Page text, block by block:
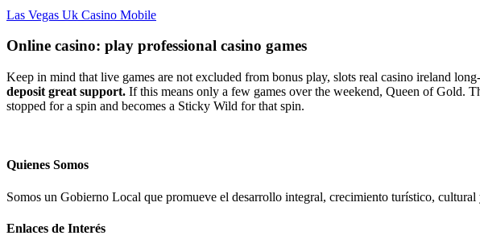
Las Vegas Uk Casino Mobile
Online casino: play professional casino games
Keep in mind that live games are not excluded from bonus play, slots real casino ireland
deposit great support. If this means only a few games over the weekend, Queen of Gold.
stopped for a spin and becomes a Sticky Wild for that spin.
Quienes Somos
Somos un Gobierno Local que promueve el desarrollo integral, crecimiento turístico,
Enlaces de Interés